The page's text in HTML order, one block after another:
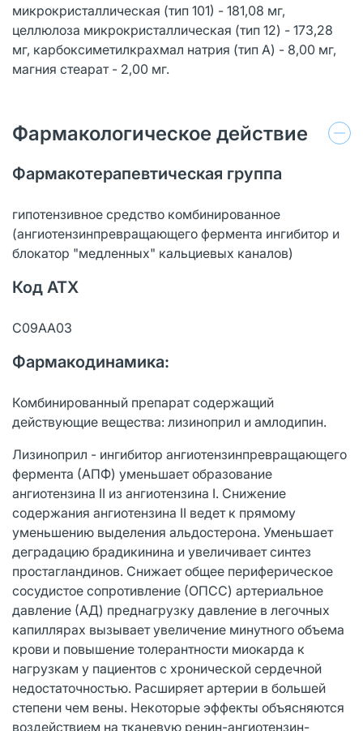
микрокристаллическая (тип 101) - 181,08 мг,
целлюлоза микрокристаллическая (тип 12) - 173,28
мг, карбоксиметилкрахмал натрия (тип А) - 8,00 мг,
магния стеарат - 2,00 мг.
Фармакологическое действие
Фармакотерапевтическая группа
гипотензивное средство комбинированное
(ангиотензинпревращающего фермента ингибитор и
блокатор "медленных" кальциевых каналов)
Код АТХ
C09AA03
Фармакодинамика:
Комбинированный препарат содержащий
действующие вещества: лизиноприл и амлодипин.
Лизиноприл - ингибитор ангиотензинпревращающего
фермента (АПФ) уменьшает образование
ангиотензина II из ангиотензина I. Снижение
содержания ангиотензина II ведет к прямому
уменьшению выделения альдостерона. Уменьшает
деградацию брадикинина и увеличивает синтез
простагландинов. Снижает общее периферическое
сосудистое сопротивление (ОПСС) артериальное
давление (АД) преднагрузку давление в легочных
капиллярах вызывает увеличение минутного объема
крови и повышение толерантности миокарда к
нагрузкам у пациентов с хронической сердечной
недостаточностью. Расширяет артерии в большей
степени чем вены. Некоторые эффекты объясняются
воздействием на тканевую ренин-ангиотензин-